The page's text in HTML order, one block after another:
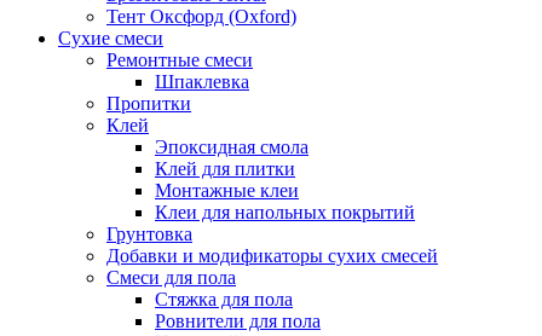
Тент Оксфорд (Oxford)
Сухие смеси
Ремонтные смеси
Шпаклевка
Пропитки
Клей
Эпоксидная смола
Клей для плитки
Монтажные клеи
Клеи для напольных покрытий
Грунтовка
Добавки и модификаторы сухих смесей
Смеси для пола
Стяжка для пола
Ровнители для пола